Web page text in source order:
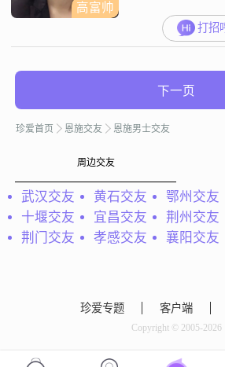
高富帅
打招
下一页
珍爱首页 恩施交友 恩施男士交友
周边交友
武汉交友 黄石交友 鄂州交友
十堰交友
宜昌交友 荆州交友
荆门交友
孝感交友 襄阳交友
珍爱专题 客户端
Copyright © 2005-2026